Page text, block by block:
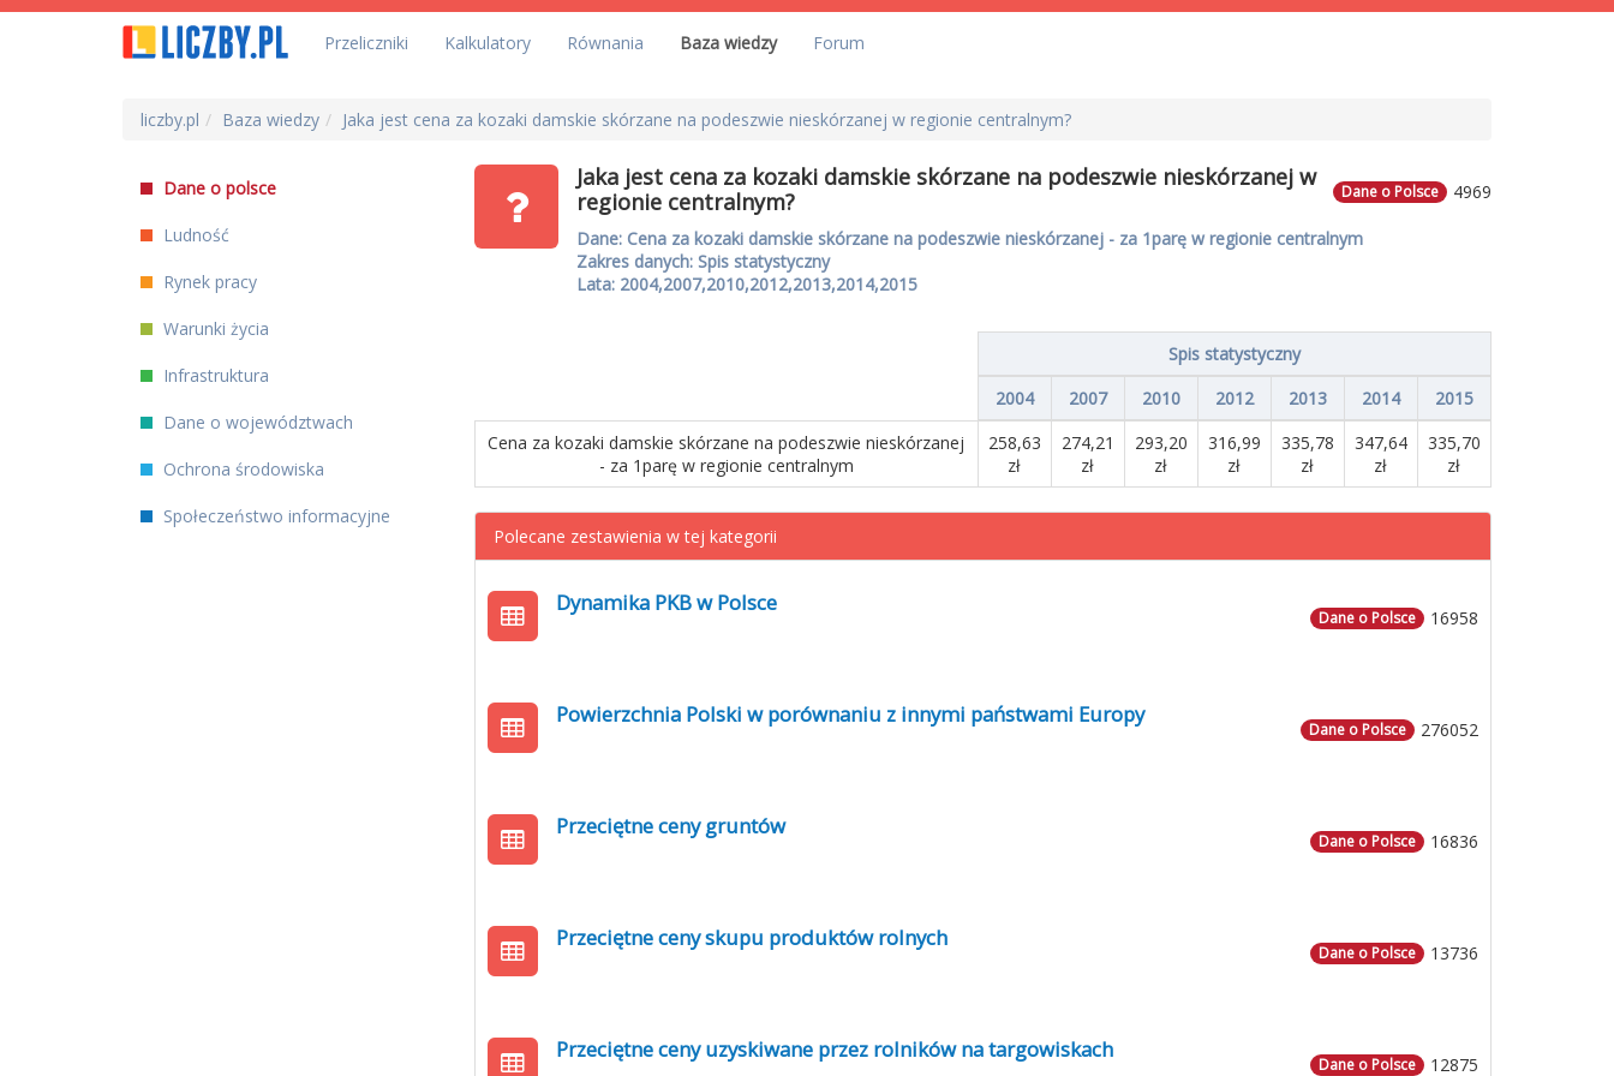
Przeliczniki Kalkulatory Równania Baza wiedzy Forum
liczby.pl Baza wiedzy Jaka jest cena za kozaki damskie skórzane na podeszwie nieskórzanej w regionie centralnym?
Dane o polsce
Ludność
Rynek pracy
Warunki życia
Infrastruktura
Dane o województwach
Ochrona środowiska
Społeczeństwo informacyjne
4969
Dane o Polsce
Jaka jest cena za kozaki damskie skórzane na podeszwie nieskórzanej w
regionie centralnym?
Dane: Cena za kozaki damskie skórzane na podeszwie nieskórzanej - za 1parę w regionie centralnym
Zakres danych: Spis statystyczny
Lata: 2004,2007,2010,2012,2013,2014,2015
Spis statystyczny
2004
2007 2010 2012 2013 2014
2015
Cena za kozaki damskie skórzane na podeszwie nieskórzanej
- za 1parę w regionie centralnym
258,63
zł
274,21
zł
293,20
zł
316,99
zł
335,78
zł
347,64
zł
335,70
zł
Polecane zestawienia w tej kategorii
16958
Dane o Polsce
Dynamika PKB w Polsce
276052
Dane o Polsce
Powierzchnia Polski w porównaniu z innymi państwami Europy
16836
Dane o Polsce
Przeciętne ceny gruntów
13736
Dane o Polsce
Przeciętne ceny skupu produktów rolnych
12875
Dane o Polsce
Przeciętne ceny uzyskiwane przez rolników na targowiskach